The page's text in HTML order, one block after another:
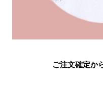
ご注文確定か